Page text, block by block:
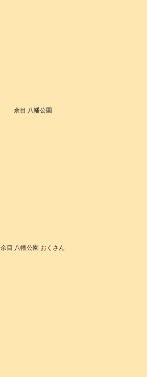
余目 八幡公園
余目 八幡公園 おくさん